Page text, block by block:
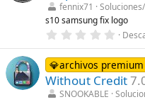
t
r
e
l
a
(
s
)
fennix71
s10 samsung fix logo
0
0
0
e
s
t
💎archivos premium
Without Credit
SNOOKABLE